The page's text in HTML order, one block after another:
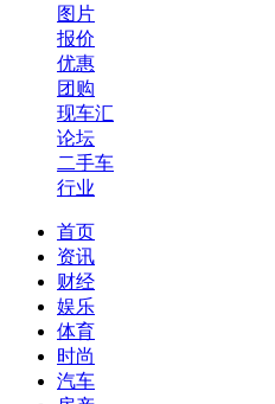
图片
报价
优惠
团购
现车汇
论坛
二手车
行业
首页
资讯
财经
娱乐
体育
时尚
汽车